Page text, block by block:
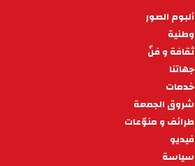
ألبوم الصور
وطنية
ثقافة و فنّ
جهاتنا
خدمات
شروق الجمعة
طرائف و منوّعات
فيديو
سياسة